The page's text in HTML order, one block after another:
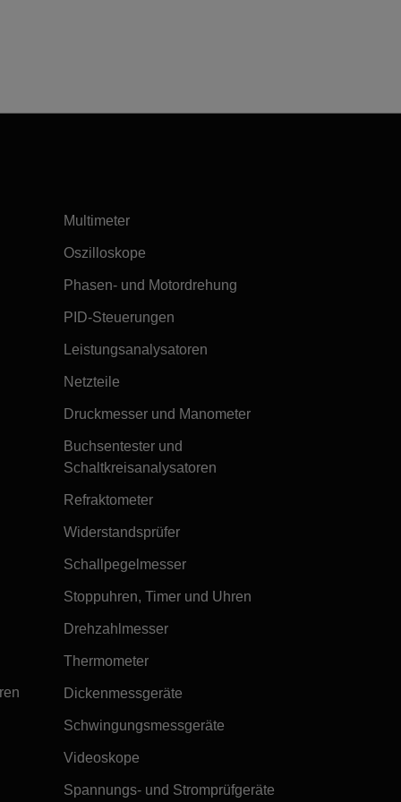
Multimeter
Oszilloskope
Phasen- und Motordrehung
PID-Steuerungen
Leistungsanalysatoren
Netzteile
Druckmesser und Manometer
Buchsentester und
Schaltkreisanalysatoren
Refraktometer
Widerstandsprüfer
Schallpegelmesser
Stoppuhren, Timer und Uhren
Drehzahlmesser
Thermometer
Dickenmessgeräte
Schwingungsmessgeräte
Videoskope
Spannungs- und Stromprüfgeräte